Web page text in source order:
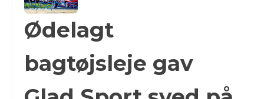
09/06/2026
Ødelagt
bagtøjsleje gav